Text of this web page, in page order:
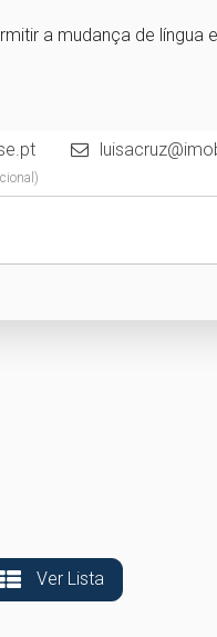
a mudança de
Ver Lista